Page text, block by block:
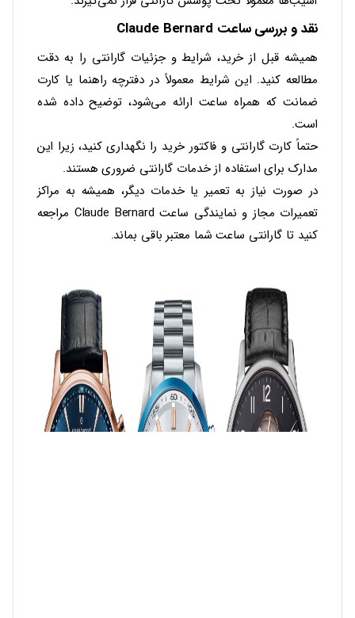
نقد و بررسی ساعت Claude Bernard
همیشه قبل از خرید، شرایط و جزئیات گارانتی را به دقت
مطالعه کنید. این شرایط معمولاً در دفترچه راهنما یا کارت
ضمانت که همراه ساعت ارائه می‌شود، توضیح داده شده
است.
حتماً کارت گارانتی و فاکتور خرید را نگهداری کنید، زیرا این
مدارک برای استفاده از خدمات گارانتی ضروری هستند.
در صورت نیاز به تعمیر یا خدمات دیگر، همیشه به مراکز
تعمیرات مجاز و نمایندگی ساعت Claude Bernard مراجعه
کنید تا گارانتی ساعت شما معتبر باقی بماند.